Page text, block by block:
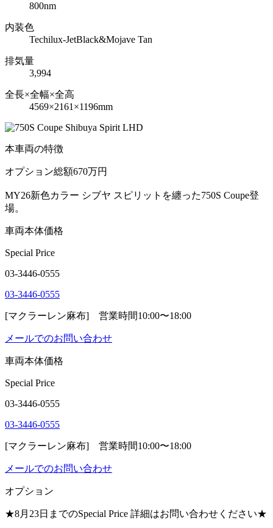
800nm
内装色
Techilux-JetBlack&Mojave Tan
排気量
3,994
全長×全幅×全高
4569×2161×1196mm
本車両の特徴
オプション総額670万円
MY26新色カラー シブヤ スピリットを纏った750S Coupe登
場。
車両本体価格
Special Price
03-3446-0555
03-3446-0555
[マクラーレン麻布] 営業時間10:00〜18:00
メールでのお問い合わせ
車両本体価格
Special Price
03-3446-0555
03-3446-0555
[マクラーレン麻布] 営業時間10:00〜18:00
メールでのお問い合わせ
オプション
★8月23日までのSpecial Price 詳細はお問い合わせください★